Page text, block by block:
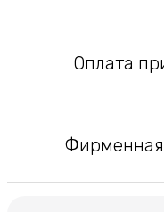
Оплата
Фирменная